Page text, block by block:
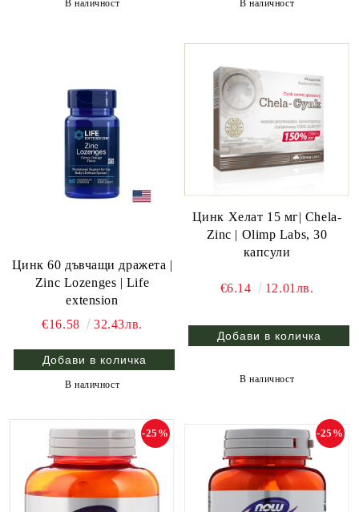
В наличност В наличност
Цинк 60 дъвчащи дражета |
Zinc Lozenges | Life
extension
€16.58
32.43лв.
В наличност
Цинк Хелат 15 мг| Chela-
Zinc | Olimp Labs, 30
капсули
€6.14 12.01лв.
В наличност
-25% -25%